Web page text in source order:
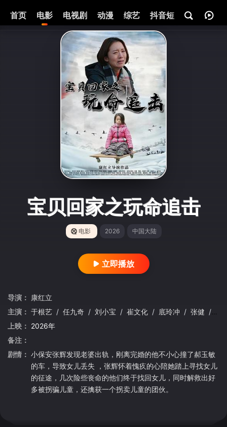
首页 电影 电视剧 动漫 综艺 抖音短剧 即将热映
宝贝回家之玩命追击
电影 2026 中国大陆
立即播放
导演：
康红立
主演： 于根艺 / 任九奇 / 刘小宝 / 崔文化 / 底玲冲 / 张健 /
上映： 2026年
备注：
剧情： 小保安张辉发现老婆出轨，刚离完婚的他不小心撞了郝玉敏
的车，导致女儿丢失 ，张辉怀着愧疚的心陪她踏上寻找女儿
的征途，几次险些丧命的他们终于找回女儿，同时解救出好
多被拐骗儿童，还擒获一个拐卖儿童的团伙。